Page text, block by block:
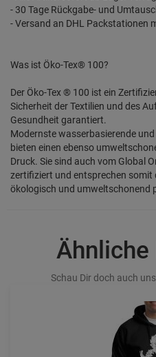
- 30 Tage Rückgabe- und
- Versand an DHL Packstationen
Was ist Öko-Tex® 100?
Der Öko-Tex ® 100 ist ein
Sicherheit der Textilien und des
Gesundheit garantiert.
Modernste wasserbasierende
bieten einen ebenso
Druck. Sie sind auch vom Global
zertifiziert und entsprechen
ökologisch und umweltschonend
Ähnliche
Schau Dir doch auch